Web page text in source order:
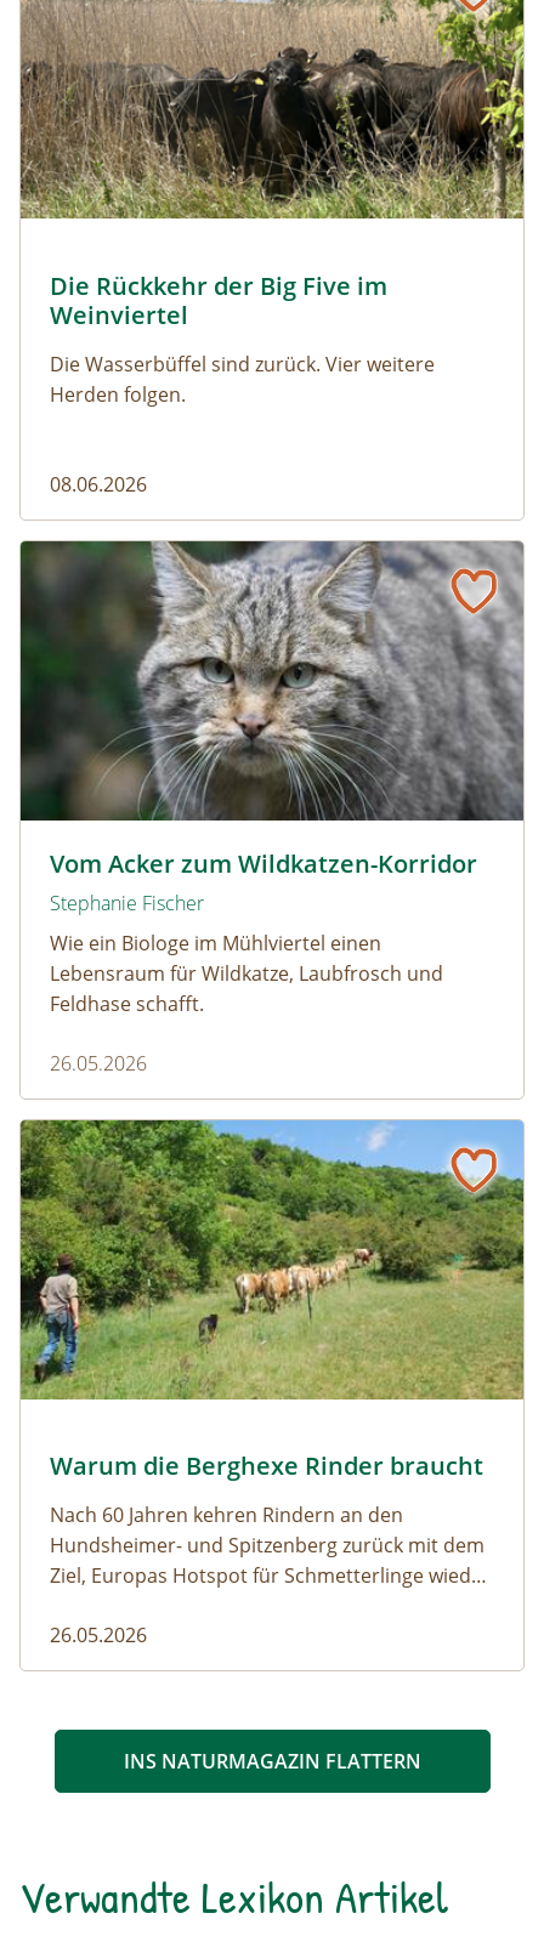
Naturmagazin: Die Rückkehr der Big Five im
Die Rückkehr der Big Five im
Weinviertel
Die Wasserbüffel sind zurück. Vier weitere
Herden folgen.
08.06.2026
Vom Acker zum Wildkatzen-Korridor
Stephanie Fischer
Wie ein Biologe im Mühlviertel einen
Lebensraum für Wildkatze, Laubfrosch und
Feldhase schafft.
26.05.2026
Vom Acker zum Wildkatzen-Korridor
Naturmagazin: Warum die Berghexe Rinder braucht
Naturmagazin: Warum die Berghexe Rinder braucht
Warum die Berghexe Rinder braucht
Nach 60 Jahren kehren Rindern an den
Hundsheimer- und Spitzenberg zurück mit dem
Ziel, Europas Hotspot für Schmetterlinge wieder
26.05.2026
Warum die Berghexe Rinder braucht
INS NATURMAGAZIN FLATTERN
Verwandte Lexikon Artikel